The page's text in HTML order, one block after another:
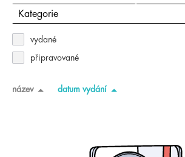
Kategorie
vydané
připravované
název datum vydání